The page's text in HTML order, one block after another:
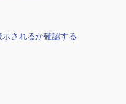
されるか確認する